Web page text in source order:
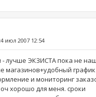
июл 2007 12:54
- лучше ЭКЗИСТА пока не
магазинов+удобный график
и мониторинг
хорошо для меня. сроки